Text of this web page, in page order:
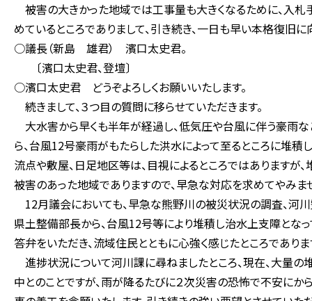
被害の大きかった地域では工事量も大きくなるために、入
めているところでありまして、引き続き、一日も早い本格復旧
○議長（新島 雄君） 濱口太史君。
〔濱口太史君、登壇〕
○濱口太史君 どうぞよろしくお願いいたします。
続きまして、３つ目の質問に移らせていただきます。
大水害から早くも半年が経過し、低気圧や台風に伴う豪雨
ら、台風12号豪雨がもたらした洪水によって至るところに堆積
流点や敷屋、日足地区等は、目視によるところではありますが
被害のあった地域でありますので、早急な対応を求めてやみま
12月議会においても、早急な熊野川の被災状況の調査、河
県土整備部長から、台風12号等により堆積し治水上支障とな
答弁をいただき、流域住民とともに心強く感じたところでありま
進捗状況について河川課に尋ねましたところ、現在、大量
中とのことですが、雨が降るたびに２次災害の恐怖で不安に